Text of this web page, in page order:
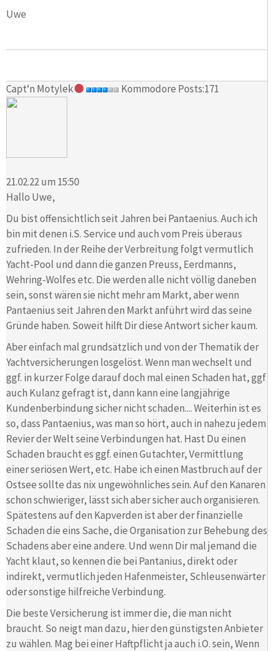
Uwe
Capt‘n Motylek Kommodore Posts:171
21.02.22 um 15:50
Hallo Uwe,
Du bist offensichtlich seit Jahren bei Pantaenius. Auch ich
bin mit denen i.S. Service und auch vom Preis überaus
zufrieden. In der Reihe der Verbreitung folgt vermutlich
Yacht-Pool und dann die ganzen Preuss, Eerdmanns,
Wehring-Wolfes etc. Die werden alle nicht völlig daneben
sein, sonst wären sie nicht mehr am Markt, aber wenn
Pantaenius seit Jahren den Markt anführt wird das seine
Gründe haben. Soweit hilft Dir diese Antwort sicher kaum.
Aber einfach mal grundsätzlich und von der Thematik der
Yachtversicherungen losgelöst. Wenn man wechselt und
ggf. in kurzer Folge darauf doch mal einen Schaden hat, ggf
auch Kulanz gefragt ist, dann kann eine langjährige
Kundenberbindung sicher nicht schaden.... Weiterhin ist es
so, dass Pantaenius, was man so hört, auch in nahezu jedem
Revier der Welt seine Verbindungen hat. Hast Du einen
Schaden braucht es ggf. einen Gutachter, Vermittlung
einer seriösen Wert, etc. Habe ich einen Mastbruch auf der
Ostsee sollte das nix ungewöhnliches sein. Auf den Kanaren
schon schwieriger, lässt sich aber sicher auch organisieren.
Spätestens auf den Kapverden ist aber der finanzielle
Schaden die eins Sache, die Organisation zur Behebung des
Schadens aber eine andere. Und wenn Dir mal jemand die
Yacht klaut, so kennen die bei Pantanius, direkt oder
indirekt, vermutlich jeden Hafenmeister, Schleusenwärter
oder sonstige hilfreiche Verbindung.
Die beste Versicherung ist immer die, die man nicht
braucht. So neigt man dazu, hier den günstigsten Anbieter
zu wählen. Mag bei einer Haftpflicht ja auch i.O. sein, Wenn